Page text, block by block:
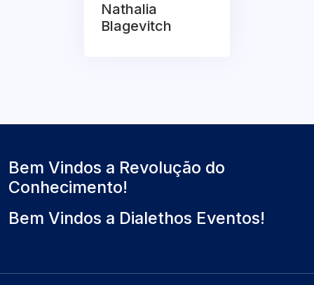
Nathalia
Blagevitch
Bem Vindos a Revolução do
Conhecimento!
Bem Vindos a Dialethos Eventos!